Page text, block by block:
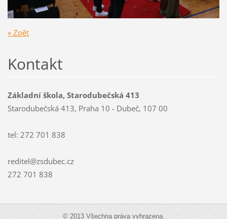
« Zpět
Kontakt
Základní škola, Starodubečská 413
Starodubečská 413, Praha 10 - Dubeč, 107 00
tel: 272 701 838
reditel@zsdubec.cz
272 701 838
© 2013 Všechna práva vyhrazena.